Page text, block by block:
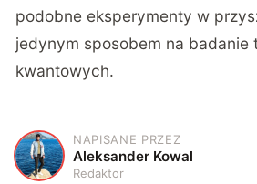
podobne eksperymenty w
jedynym sposobem na badanie
kwantowych.
A
NAPISANE PRZEZ
Aleksander Kowal
Redaktor